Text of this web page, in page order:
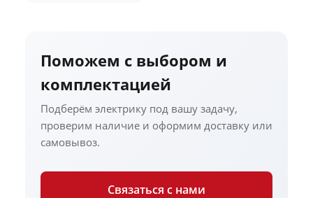
Поможем с выбором и
комплектацией
Подберём электрику под вашу задачу,
проверим наличие и оформим доставку или
самовывоз.
Связаться с нами